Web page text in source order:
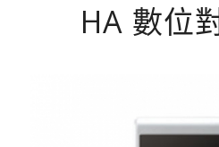
HA 數位